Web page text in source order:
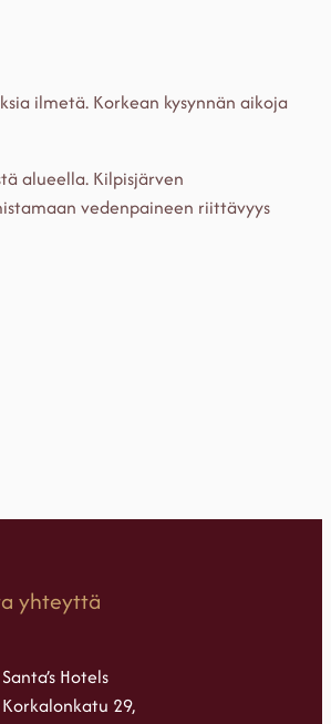
ilmetä. Korkean kysynnän aikoja
alueella. Kilpisjärven
vedenpaineen riittävyys
yhteyttä
Santa’s Hotels
Korkalonkatu 29,